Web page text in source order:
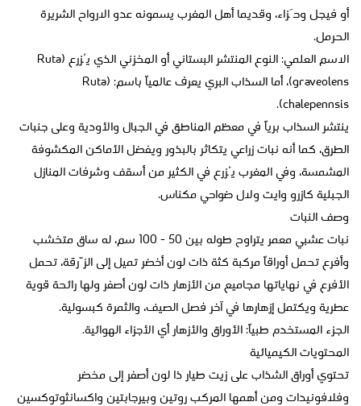
أو فيجل وحَزاء، وقديما أهل المغرب يسمونه عدو الارواح الشريرة
الحرمل.
الاسم العلمي: النوع المنتشر البستاني أو المخزني الذي يُزرع (Ruta
graveolens)، أما السذاب البري يعرف عالمياً باسم: (Ruta
chalepennsis).
ينتشر السذاب برياً في معظم المناطق في الجبال والأودية وعلى جنبات
الطرق، كما أنه نبات زراعي يتكاثر بالبذور ويفضل الأماكن المكشوفة
المشمسة، وفي المغرب يُزرع في الكثير من أسقف وشرفات المنازل
الجبلية كازرو وايت ولال ضواحي مكناس.
وصف النبات
نبات عشبي معمر يتراوح طوله بين 50 - 100 سم، له ساق متخشب
وأفرع تحمل أوراقاً مركبة كثة ذات لون أخضر تميل إلى الزّرقة، تحمل
الأفرع في نهاياتها مجاميع من الأزهار ذات لون أصفر ولها رائحة قوية
عطرية ويكتمل إزهارها في آخر فصل الصيف، والثمرة كبسولية.
الجزء المستخدم طبياً: الأوراق والأزهار أي الأجزاء الهوائية.
المحتويات الكيميائية
تحتوي أوراق الشذاب على زيت طيار ذا لون أصفر إلى مخضر
وفلافونيدات ومن أهمها المركب روتين وبيرجابتين واكسانثوتوكسين